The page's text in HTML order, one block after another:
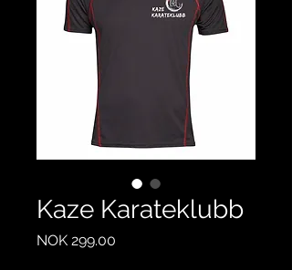
Kaze Karateklubb
NOK 299.00